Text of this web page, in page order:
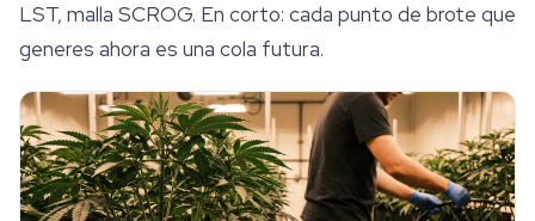
LST, malla SCROG. En corto: cada punto de brote que
generes ahora es una cola futura.